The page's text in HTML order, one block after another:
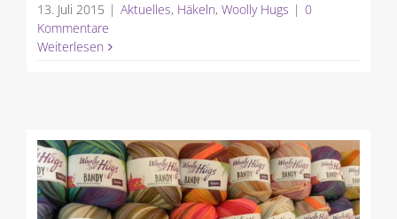
13. Juli 2015 | Aktuelles, Häkeln, Woolly Hugs | 0
Kommentare
Weiterlesen